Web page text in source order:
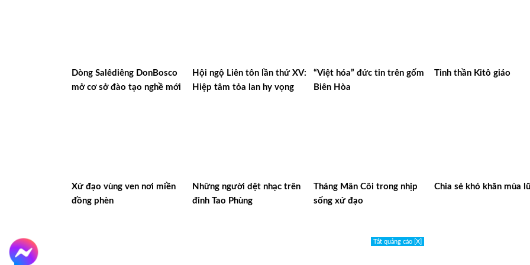
Dòng Salêdiêng DonBosco
mở cơ sở đào tạo nghề mới
Hội ngộ Liên tôn lần thứ XV:
Hiệp tâm tỏa lan hy vọng
“Việt hóa” đức tin trên gốm
Biên Hòa
Tinh thần Kitô giáo
Xứ đạo vùng ven nơi miền
đồng phèn
Những người dệt nhạc trên
đỉnh Tao Phùng
Tháng Mân Côi trong nhịp
sống xứ đạo
Chia sẻ khó khăn mùa
Tắt quảng cáo [X]